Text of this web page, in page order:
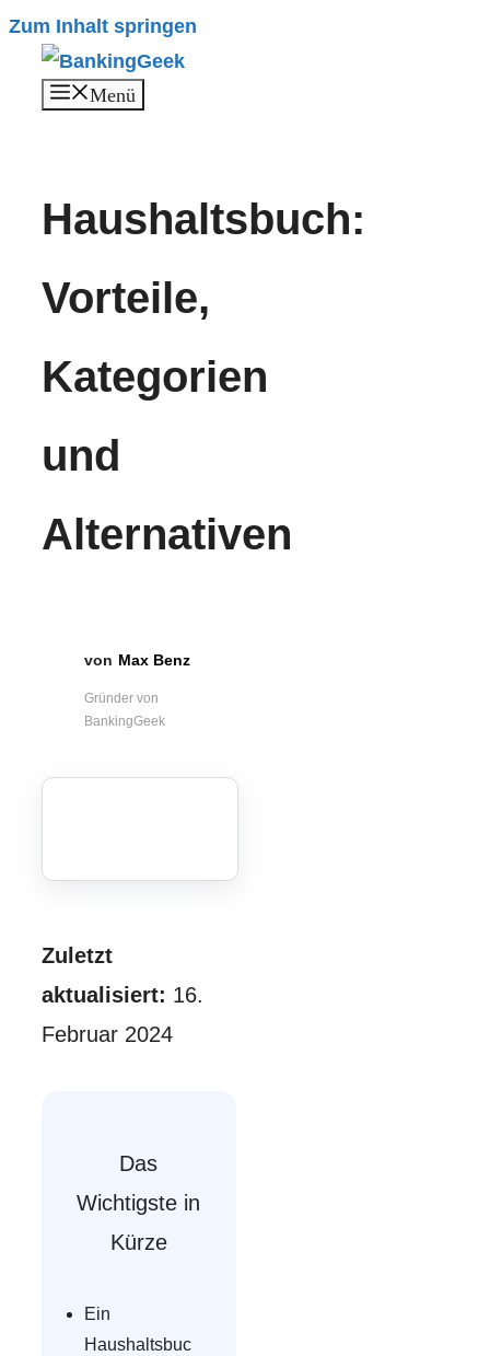
Zum Inhalt springen
Menü
Haushaltsbuch:
Vorteile,
Kategorien
und
Alternativen
Max Benz
Gründer von
BankingGeek
Zuletzt
aktualisiert: 16.
Februar 2024
Das
Wichtigste in
Kürze
Ein
Haushaltsbuc